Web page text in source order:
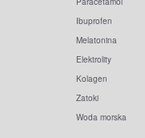
Ibuprofen
Melatonina
Elektrolity
Kolagen
Zatoki
Woda morska